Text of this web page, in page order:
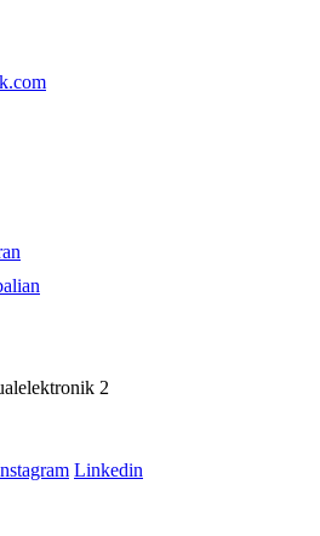
Linkedin